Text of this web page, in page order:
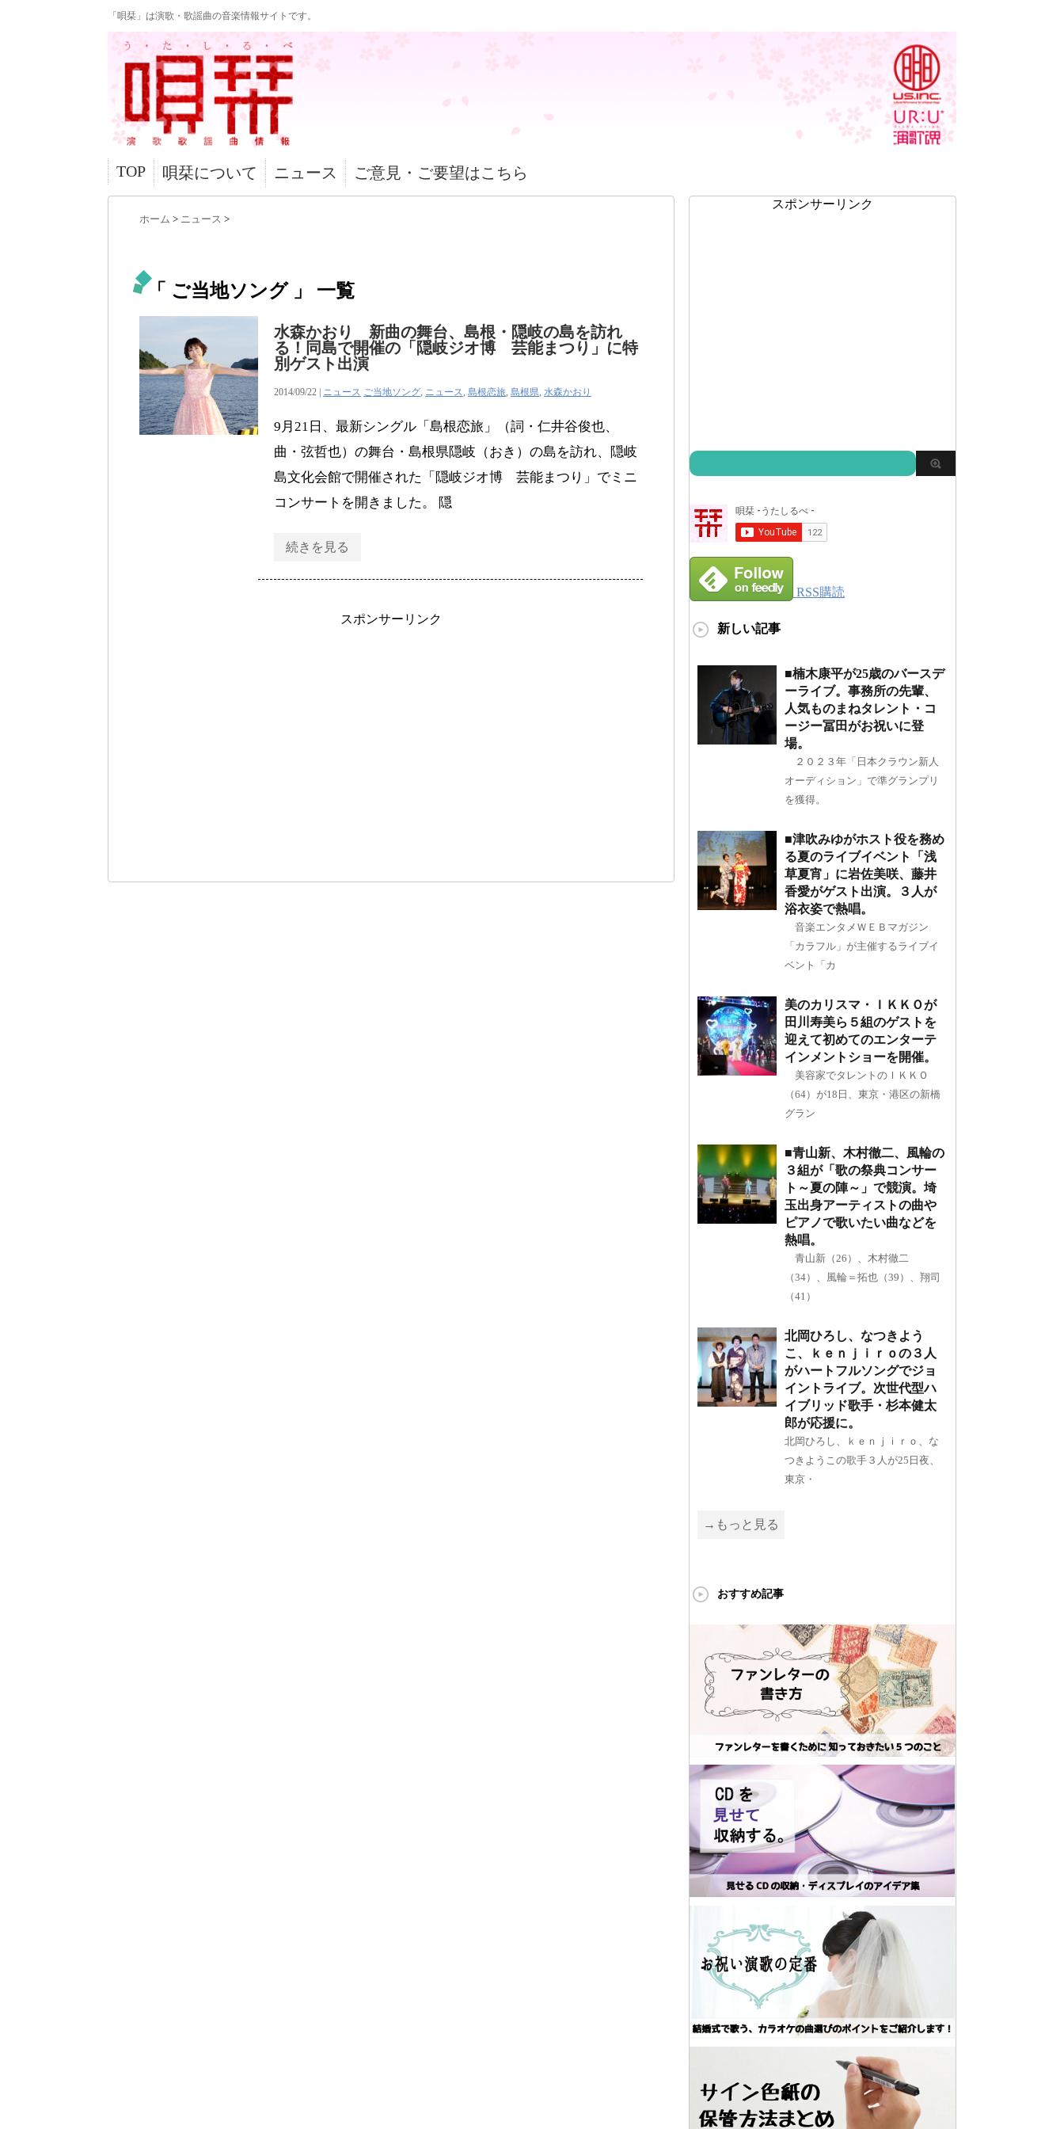
「唄栞」は演歌・歌謡曲の音楽情報サイトです。
TOP 唄栞について ニュース ご意見・ご要望はこちら
ホーム > ニュース >
「 ご当地ソング 」 一覧
水森かおり 新曲の舞台、島根・隠岐の島を訪れ
る！同島で開催の「隠岐ジオ博 芸能まつり」に特
別ゲスト出演
2014/09/22 | ニュース ご当地ソング, ニュース, 島根恋旅, 島根県, 水森かおり
9月21日、最新シングル「島根恋旅」（詞・仁井谷俊也、
曲・弦哲也）の舞台・島根県隠岐（おき）の島を訪れ、隠岐
島文化会館で開催された「隠岐ジオ博 芸能まつり」でミニ
コンサートを開きました。 隠
続きを見る
スポンサーリンク
スポンサーリンク
RSS購読
新しい記事
■楠木康平が25歳のバースデ
ーライブ。事務所の先輩、
人気ものまねタレント・コ
ージー冨田がお祝いに登
場。
２０２３年「日本クラウン新人
オーディション」で準グランプリ
を獲得。
■津吹みゆがホスト役を務め
る夏のライブイベント「浅
草夏宵」に岩佐美咲、藤井
香愛がゲスト出演。３人が
浴衣姿で熱唱。
音楽エンタメＷＥＢマガジン
「カラフル」が主催するライブイ
ベント「カ
美のカリスマ・ＩＫＫＯが
田川寿美ら５組のゲストを
迎えて初めてのエンターテ
インメントショーを開催。
美容家でタレントのＩＫＫＯ
（64）が18日、東京・港区の新橋
グラン
■青山新、木村徹二、風輪の
３組が「歌の祭典コンサー
ト～夏の陣～」で競演。埼
玉出身アーティストの曲や
ピアノで歌いたい曲などを
熱唱。
青山新（26）、木村徹二
（34）、風輪＝拓也（39）、翔司
（41）
北岡ひろし、なつきよう
こ、ｋｅｎｊｉｒｏの３人
がハートフルソングでジョ
イントライブ。次世代型ハ
イブリッド歌手・杉本健太
郎が応援に。
北岡ひろし、ｋｅｎｊｉｒｏ、な
つきようこの歌手３人が25日夜、
東京・
→もっと見る
おすすめ記事